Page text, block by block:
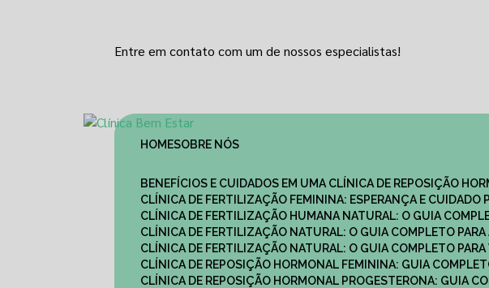
Entre em contato com um de nossos especialistas!
HOME
SOBRE NÓS
BENEFÍCIOS E CUIDADOS EM UMA CLÍNICA DE REPOSIÇÃO
CLÍNICA DE FERTILIZAÇÃO FEMININA: ESPERANÇA E CUIDADO
CLÍNICA DE FERTILIZAÇÃO HUMANA NATURAL: O GUIA
CLÍNICA DE FERTILIZAÇÃO NATURAL: O GUIA COMPLETO
CLÍNICA DE FERTILIZAÇÃO NATURAL: O GUIA COMPLETO PARA
CLÍNICA DE REPOSIÇÃO HORMONAL FEMININA: GUIA
CLÍNICA DE REPOSIÇÃO HORMONAL PROGESTERONA: GUIA